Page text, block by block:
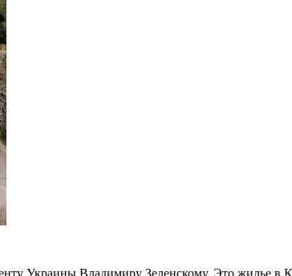
Украины Владимиру Зеленскому. Это жилье в